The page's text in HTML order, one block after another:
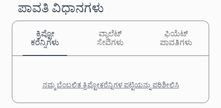
ಪಾವತಿ ವಿಧಾನಗಳು
ಕ್ರಿಪ್ಟೋ
ಕರೆನ್ಸಿಗಳು
ವ್ಯಾಲೆಟ್
ಸೇವೆಗಳು
ಫಿಯೆಟ್
ಪಾವತಿಗಳು
ನಮ್ಮ ಬೆಂಬಲಿತ ಕ್ರಿಪ್ಟೋಕರೆನ್ಸಿಗಳ ಪಟ್ಟಿಯನ್ನು ಪರಿಶೀಲಿಸಿ